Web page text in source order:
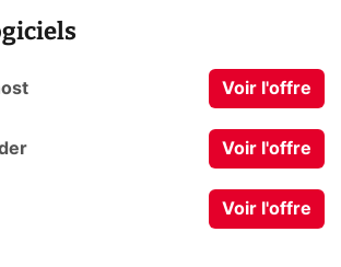
Voir l'offre
Voir l'offre
Voir l'offre